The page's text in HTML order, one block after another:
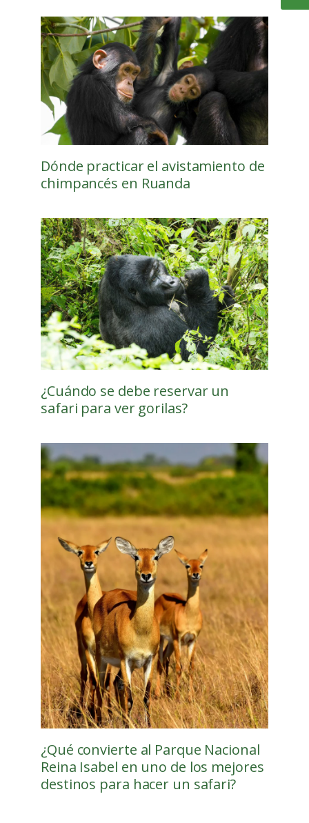
Dónde practicar el avistamiento de
chimpancés en Ruanda
¿Cuándo se debe reservar un
safari para ver gorilas?
¿Qué convierte al Parque Nacional
Reina Isabel en uno de los mejores
destinos para hacer un safari?